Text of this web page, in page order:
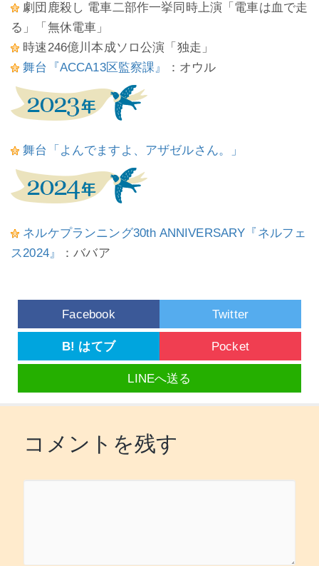
劇団鹿殺し 電車二部作一挙同時上演「電車は血で走
る」「無休電車」
時速246億川本成ソロ公演「独走」
舞台『ACCA13区監察課』
：オウル
舞台「よんでますよ、アザゼルさん。」
ネルケプランニング30th ANNIVERSARY『ネルフェ
ス2024』
：ババア
Facebook Twitter
B! はてブ Pocket
LINEへ送る
コメントを残す